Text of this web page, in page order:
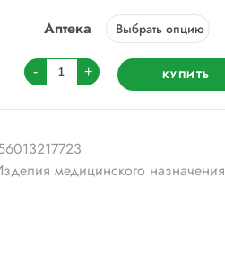
Аптека
-
Количество
товара
Аква
эктоин
20мл
+ КУПИТЬ
медицинского назначения